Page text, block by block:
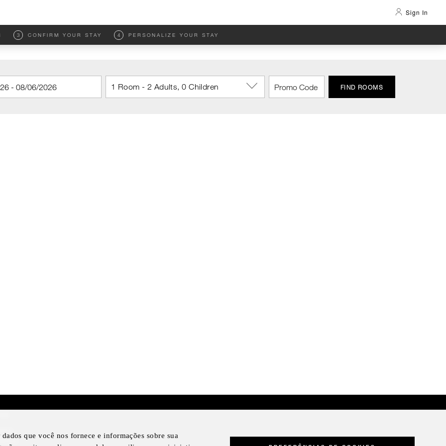
Sign In
3 CONFIRM YOUR STAY 4 PERSONALIZE YOUR STAY
1 Room - 2 Adults, 0 Children FIND ROOMS
que você nos fornece e informações sobre sua